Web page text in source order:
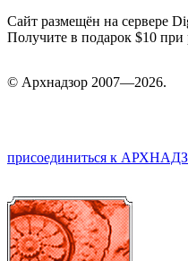
Сайт размещён на сервере
Получите в подарок $10 при
© Архнадзор 2007—2026.
присоединиться к